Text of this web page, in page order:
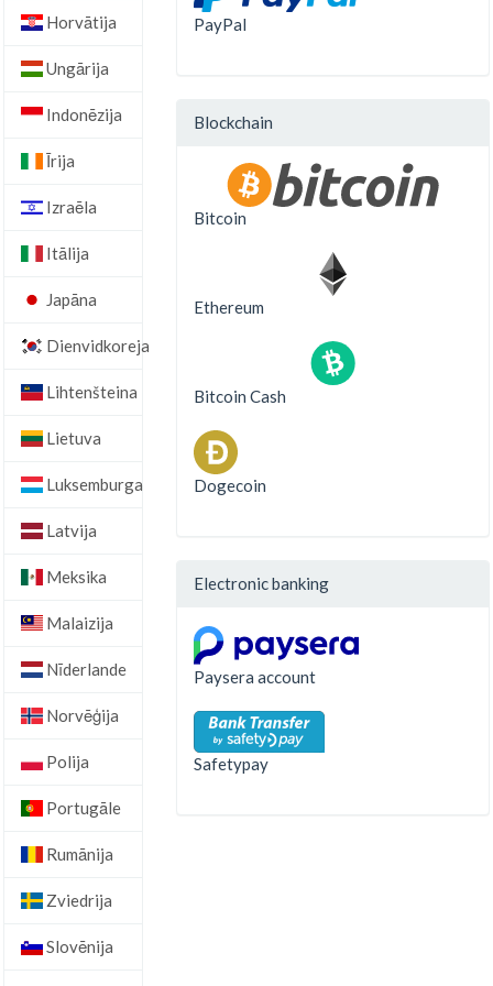
Horvātija
Ungārija
Indonēzija
Īrija
Izraēla
Itālija
Japāna
Dienvidkoreja
Lihtenšteina
Lietuva
Luksemburga
Latvija
Meksika
Malaizija
Nīderlande
Norvēģija
Polija
Portugāle
Rumānija
Zviedrija
Slovēnija
PayPal
Blockchain
Bitcoin
Ethereum
Bitcoin Cash
Dogecoin
Electronic banking
Paysera account
Safetypay